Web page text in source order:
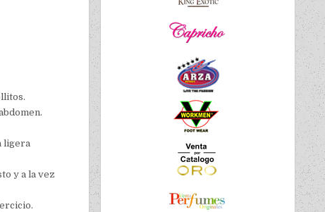
ligera
y a la vez